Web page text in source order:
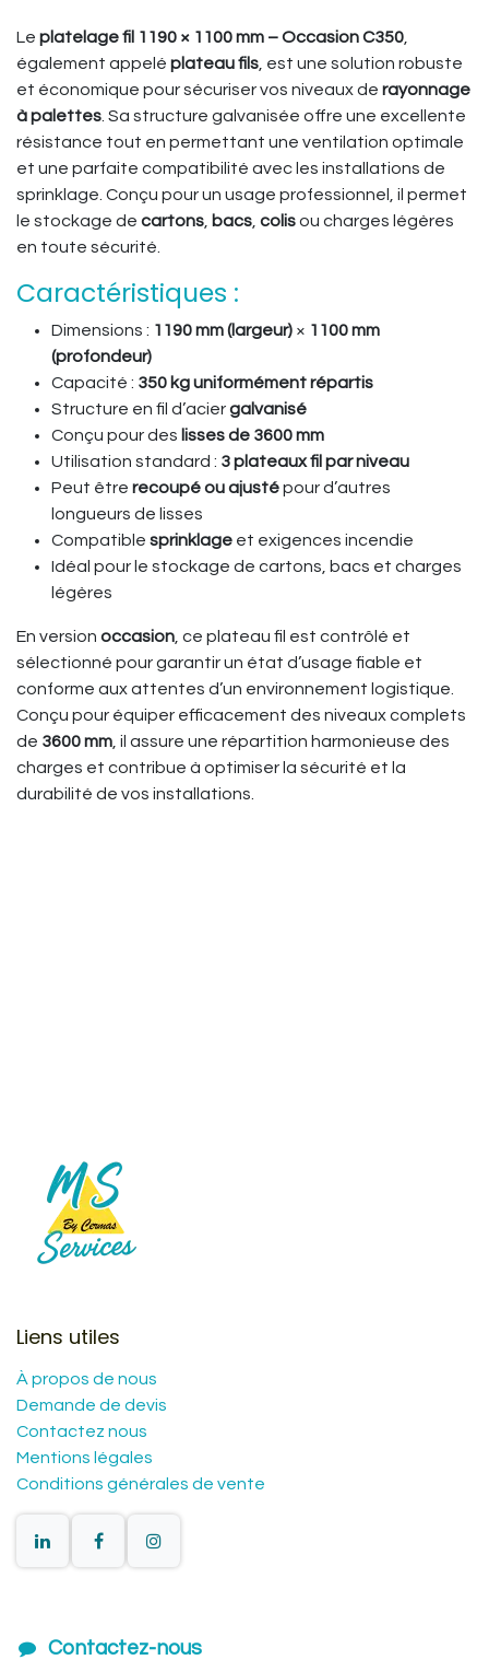
Le platelage fil 1190 × 1100 mm – Occasion C350,
également appelé plateau fils, est une solution robuste
et économique pour sécuriser vos niveaux de rayonnage
à palettes. Sa structure galvanisée offre une excellente
résistance tout en permettant une ventilation optimale
et une parfaite compatibilité avec les installations de
sprinklage. Conçu pour un usage professionnel, il permet
le stockage de cartons, bacs, colisou charges légères
en toute sécurité.
Caractéristiques :
Dimensions : 1190 mm (largeur) × 1100 mm
(profondeur)
Capacité : 350 kg uniformément répartis
Structure en fil d’aciergalvanisé
Conçu pour des lisses de 3600 mm
Utilisation standard : 3 plateaux fil par niveau
Peut être recoupé ou ajustépour d’autres
longueurs de lisses
Compatible sprinklage et exigences incendie
Idéal pour le stockage de cartons, bacs et charges
légères
En version occasion, ce plateau fil est contrôlé et
sélectionné pour garantir un état d’usage fiable et
conforme aux attentes d’un environnement logistique.
Conçu pour équiper efficacement des niveaux complets
de 3600 mm, il assure une répartition harmonieuse des
charges et contribue à optimiser la sécurité et la
durabilité de vos installations.
Liens utiles
À propos de nous
Demande de devis
Contactez nous
Mentions légales
Conditions générales de vente
Contactez-nous